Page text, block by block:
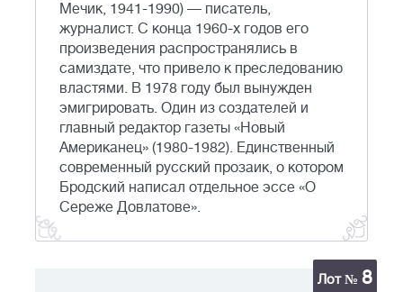
Мечик, 1941-1990) — писатель,
журналист. С конца 1960-х годов его
произведения распространялись в
самиздате, что привело к преследованию
властями. В 1978 году был вынужден
эмигрировать. Один из создателей и
главный редактор газеты «Новый
Американец» (1980-1982). Единственный
современный русский прозаик, о котором
Бродский написал отдельное эссе «О
Сереже Довлатове».
Лот № 8